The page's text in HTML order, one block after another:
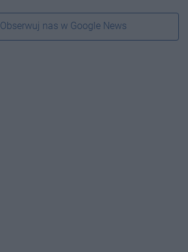
Obserwuj nas w Google News